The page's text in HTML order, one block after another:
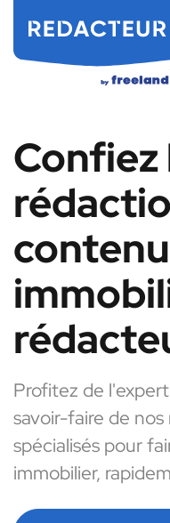
Confiez
Profitez de
savoir-faire de
spécialisés pour
immobilier,